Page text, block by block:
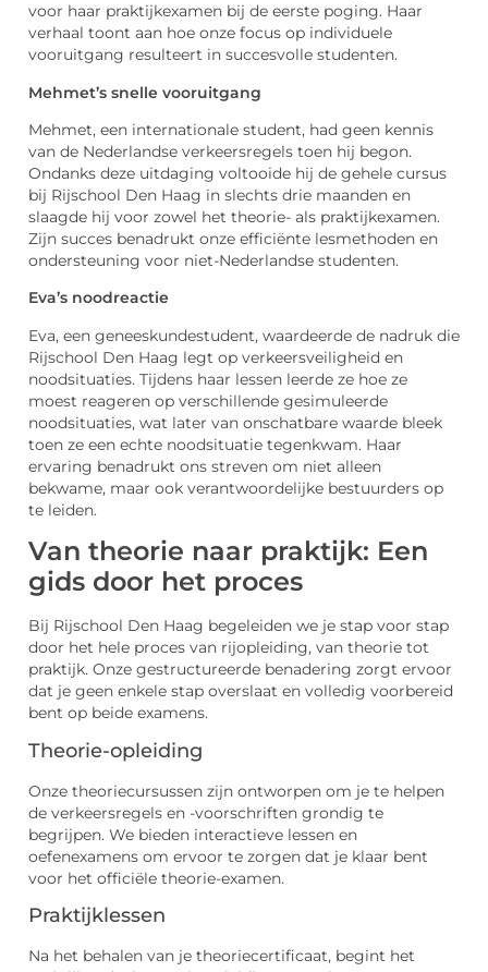
voor haar praktijkexamen bij de eerste poging. Haar
verhaal toont aan hoe onze focus op individuele
vooruitgang resulteert in succesvolle studenten.
Mehmet’s snelle vooruitgang
Mehmet, een internationale student, had geen kennis
van de Nederlandse verkeersregels toen hij begon.
Ondanks deze uitdaging voltooide hij de gehele cursus
bij Rijschool Den Haag in slechts drie maanden en
slaagde hij voor zowel het theorie- als praktijkexamen.
Zijn succes benadrukt onze efficiënte lesmethoden en
ondersteuning voor niet-Nederlandse studenten.
Eva’s noodreactie
Eva, een geneeskundestudent, waardeerde de nadruk die
Rijschool Den Haag legt op verkeersveiligheid en
noodsituaties. Tijdens haar lessen leerde ze hoe ze
moest reageren op verschillende gesimuleerde
noodsituaties, wat later van onschatbare waarde bleek
toen ze een echte noodsituatie tegenkwam. Haar
ervaring benadrukt ons streven om niet alleen
bekwame, maar ook verantwoordelijke bestuurders op
te leiden.
Van theorie naar praktijk: Een
gids door het proces
Bij Rijschool Den Haag begeleiden we je stap voor stap
door het hele proces van rijopleiding, van theorie tot
praktijk. Onze gestructureerde benadering zorgt ervoor
dat je geen enkele stap overslaat en volledig voorbereid
bent op beide examens.
Theorie-opleiding
Onze theoriecursussen zijn ontworpen om je te helpen
de verkeersregels en -voorschriften grondig te
begrijpen. We bieden interactieve lessen en
oefenexamens om ervoor te zorgen dat je klaar bent
voor het officiële theorie-examen.
Praktijklessen
Na het behalen van je theoriecertificaat, begint het